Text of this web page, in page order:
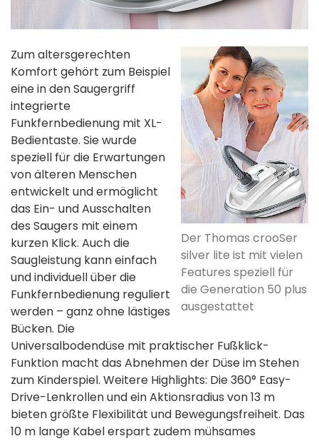
Der Thomas crooSer
silver lite ist mit vielen
Features speziell für
die Generation 50 plus
ausgestattet
Zum altersgerechten
Komfort gehört zum Beispiel
eine in den Saugergriff
integrierte
Funkfernbedienung mit XL-
Bedientaste. Sie wurde
speziell für die Erwartungen
von älteren Menschen
entwickelt und ermöglicht
das Ein- und Ausschalten
des Saugers mit einem
kurzen Klick. Auch die
Saugleistung kann einfach
und individuell über die
Funkfernbedienung reguliert
werden – ganz ohne lästiges
Bücken. Die
Universalbodendüse mit praktischer Fußklick-
Funktion macht das Abnehmen der Düse im Stehen
zum Kinderspiel. Weitere Highlights: Die 360° Easy-
Drive-Lenkrollen und ein Aktionsradius von 13 m
bieten größte Flexibilität und Bewegungsfreiheit. Das
10 m lange Kabel erspart zudem mühsames